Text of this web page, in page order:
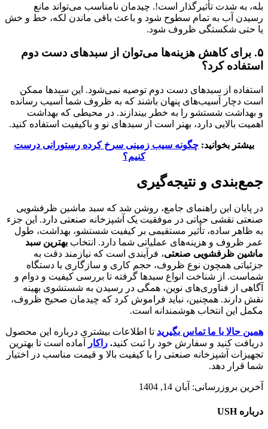
بله، به شدت تأثیرگذار است!. چیدمان نامناسب می‌تواند مانع
رسیدن آب به تمام سطوح شود و باعث باقی ماندن لکه، خط و خش
یا حتی شکستگی ظروف شود.
۵. برای کاهش هزینه‌ها می‌توان از سبدهای دست دوم
استفاده کرد؟
استفاده از سبدهای دست دوم توصیه نمی‌شود. این سبدها ممکن
است دچار آسیب‌های پنهان باشند که به ظروف شما آسیب رسانده
و بهداشت شستشو را به خطر بیندازند. در محیطی که بهداشت
اهمیت بالایی دارد، بهتر است از سبدهای نو و باکیفیت استفاده کنید.
بیشتر بخوانید: چگونه سیب زمینی سرخ کرده رستورانی درست
کنیم؟
جمع‌بندی و نتیجه‌گیری
در پایان این راهنمای جامع، روشن شد که سبد ماشین ظرفشویی
صنعتی نقشی حیاتی در موفقیت یک آشپزخانه صنعتی دارد. این جزء
به ظاهر ساده، تأثیر مستقیمی بر کیفیت شستشو، بهداشت، طول
عمر ظروف و هزینه‌های عملیاتی شما دارد. انتخاب بهترین سبد
ماشین ظرفشویی صنعتی، فرآیندی است که نیازمند دقت به
جزئیاتی همچون نوع ظروف، حجم کاری و سازگاری با دستگاه
شماست. از شناخت انواع سبدها گرفته تا بررسی کیفیت و دوام و
آگاهی از فناوری‌های نوین، همگی در رسیدن به شستشوی بهینه
نقش دارند. همچنین، نباید فراموش کرد که چیدمان صحیح ظروف،
مکمل این انتخاب هوشمندانه است.
همین حالا با ما تماس بگیرید تا اطلاعات بیشتری درباره این محصول
دریافت کنید و سفارش خود را ثبت کنید. راکار
آماده است تا بهترین
تجهیزات آشپزخانه صنعتی را با کیفیت بالا و قیمت مناسب در اختیار
شما قرار دهد.
آخرین بروزرسانی: آبان 14, 1404
درباره USH